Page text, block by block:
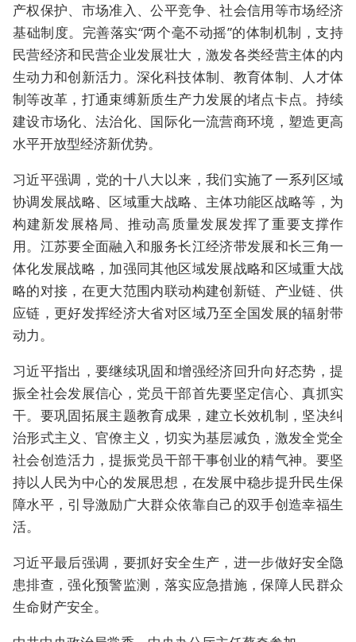
产权保护、市场准入、公平竞争、社会信用等市场经济
基础制度。完善落实“两个毫不动摇”的体制机制，支持
民营经济和民营企业发展壮大，激发各类经营主体的内
生动力和创新活力。深化科技体制、教育体制、人才体
制等改革，打通束缚新质生产力发展的堵点卡点。持续
建设市场化、法治化、国际化一流营商环境，塑造更高
水平开放型经济新优势。
习近平强调，党的十八大以来，我们实施了一系列区域
协调发展战略、区域重大战略、主体功能区战略等，为
构建新发展格局、推动高质量发展发挥了重要支撑作
用。江苏要全面融入和服务长江经济带发展和长三角一
体化发展战略，加强同其他区域发展战略和区域重大战
略的对接，在更大范围内联动构建创新链、产业链、供
应链，更好发挥经济大省对区域乃至全国发展的辐射带
动力。
习近平指出，要继续巩固和增强经济回升向好态势，提
振全社会发展信心，党员干部首先要坚定信心、真抓实
干。要巩固拓展主题教育成果，建立长效机制，坚决纠
治形式主义、官僚主义，切实为基层减负，激发全党全
社会创造活力，提振党员干部干事创业的精气神。要坚
持以人民为中心的发展思想，在发展中稳步提升民生保
障水平，引导激励广大群众依靠自己的双手创造幸福生
活。
习近平最后强调，要抓好安全生产，进一步做好安全隐
患排查，强化预警监测，落实应急措施，保障人民群众
生命财产安全。